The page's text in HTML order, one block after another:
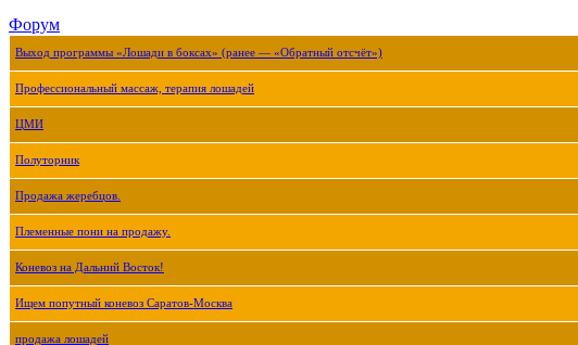
Форум
Выход программы «Лошади в боксах» (ранее — «Обратный отсчёт»)
Профессиональный массаж, терапия лошадей
ЦМИ
Полуторник
Продажа жеребцов.
Племенные пони на продажу.
Коневоз на Дальний Восток!
Ищем попутный коневоз Саратов-Москва
продажа лошадей